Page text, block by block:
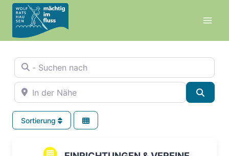
Zum
Inhalt
springen
- Suchen nach
In der Nähe
Sortierung